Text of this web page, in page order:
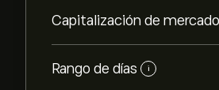
Capitalización de mercado
Rango de días i